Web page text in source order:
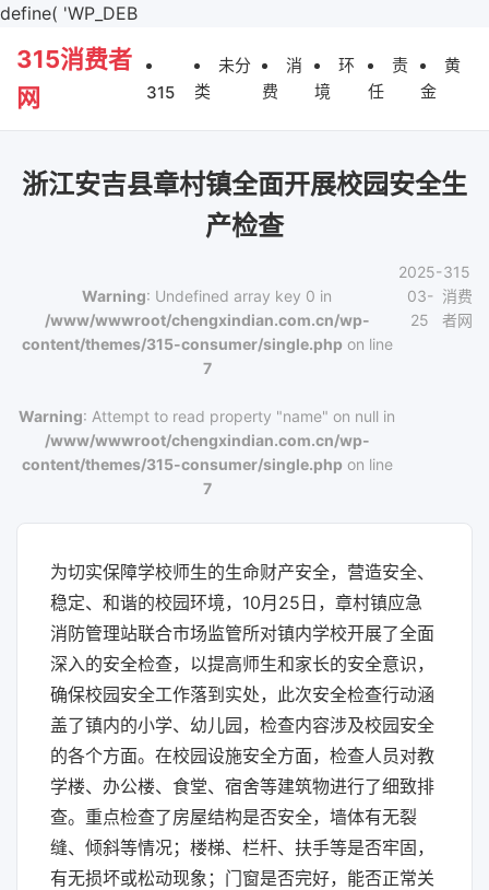
define( 'WP_DEB
315消费者
网
315
未分
类
消
费
环
境
责
任
黄
金
浙江安吉县章村镇全面开展校园安全生
产检查
Warning: Undefined array key 0 in
/www/wwwroot/chengxindian.com.cn/wp-
content/themes/315-consumer/single.phpon line
7
Warning: Attempt to read property "name" on null in
/www/wwwroot/chengxindian.com.cn/wp-
content/themes/315-consumer/single.phpon line
7
2025-
03-
25
315
消费
者网
为切实保障学校师生的生命财产安全，营造安全、
稳定、和谐的校园环境，10月25日，章村镇应急
消防管理站联合市场监管所对镇内学校开展了全面
深入的安全检查，以提高师生和家长的安全意识，
确保校园安全工作落到实处，此次安全检查行动涵
盖了镇内的小学、幼儿园，检查内容涉及校园安全
的各个方面。在校园设施安全方面，检查人员对教
学楼、办公楼、食堂、宿舍等建筑物进行了细致排
查。重点检查了房屋结构是否安全，墙体有无裂
缝、倾斜等情况；楼梯、栏杆、扶手等是否牢固，
有无损坏或松动现象；门窗是否完好，能否正常关